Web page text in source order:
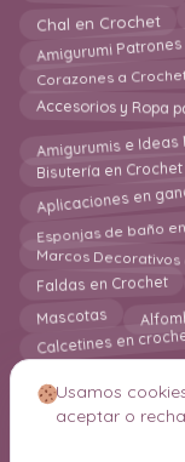
Chal en Crochet
Amigurumi Patrones
Corazones a
Accesorios y Ropa
Amigurumis e
Bisutería en Crochet
Aplicaciones en
Esponjas de baño
Marcos
Faldas en Crochet
Mascotas
Calcetines en
© 2026
Usamos
aceptar o